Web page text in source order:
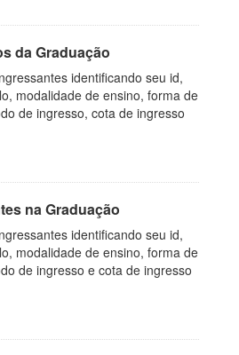
da Graduação
identificando seu id,
modalidade de ensino, forma de
de ingresso, cota de ingresso
na Graduação
identificando seu id,
modalidade de ensino, forma de
de ingresso e cota de ingresso